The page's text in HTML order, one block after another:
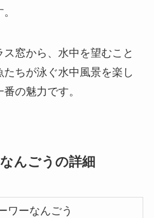
窓から、水中を望むこと
ちが泳ぐ水中風景を楽し
の魅力です。
んごうの詳細
ワーなんごう